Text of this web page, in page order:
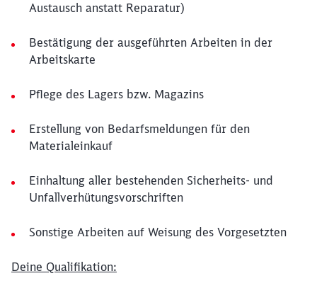
Austausch anstatt Reparatur)
Bestätigung der ausgeführten Arbeiten in der
Arbeitskarte
Pflege des Lagers bzw. Magazins
Erstellung von Bedarfsmeldungen für den
Materialeinkauf
Einhaltung aller bestehenden Sicherheits- und
Unfallverhütungsvorschriften
Sonstige Arbeiten auf Weisung des Vorgesetzten
Deine Qualifikation: